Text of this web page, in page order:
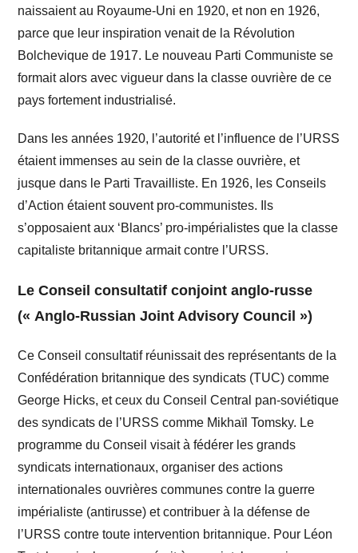
naissaient au Royaume-Uni en 1920, et non en 1926,
parce que leur inspiration venait de la Révolution
Bolchevique de 1917. Le nouveau Parti Communiste se
formait alors avec vigueur dans la classe ouvrière de ce
pays fortement industrialisé.
Dans les années 1920, l’autorité et l’influence de l’URSS
étaient immenses au sein de la classe ouvrière, et
jusque dans le Parti Travailliste. En 1926, les Conseils
d’Action étaient souvent pro-communistes. Ils
s’opposaient aux ‘Blancs’ pro-impérialistes que la classe
capitaliste britannique armait contre l’URSS.
Le Conseil consultatif conjoint anglo-russe
(« Anglo-Russian Joint Advisory Council »)
Ce Conseil consultatif réunissait des représentants de la
Confédération britannique des syndicats (TUC) comme
George Hicks, et ceux du Conseil Central pan-soviétique
des syndicats de l’URSS comme Mikhaïl Tomsky. Le
programme du Conseil visait à fédérer les grands
syndicats internationaux, organiser des actions
internationales ouvrières communes contre la guerre
impérialiste (antirusse) et contribuer à la défense de
l’URSS contre toute intervention britannique. Pour Léon